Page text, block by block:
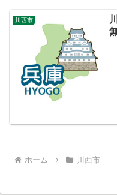
川西市
ホーム 川西市